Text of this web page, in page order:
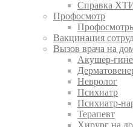
Справка
Профосмотр
Вакцинация
Вызов врача на
Акушер-
Невролог
Психиатр
Психиатр-
Терапевт
Хирург на